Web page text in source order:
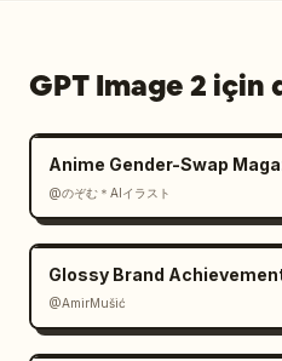
GPT Image 2 için
Anime Gender-Swap
@のぞむ＊AIイラスト
Glossy Brand
@AmirMušić